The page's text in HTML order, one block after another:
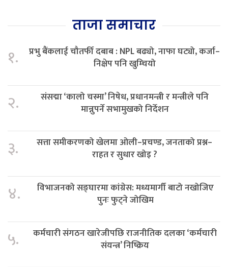
ताजा समाचार
१.
प्रभु बैंकलाई चौतर्फी दबाब : NPL बढ्यो, नाफा घट्यो, कर्जा–
निक्षेप पनि खुम्चियो
२.
संसद्मा ‘कालो चस्मा’ निषेध, प्रधानमन्त्री र मन्त्रीले पनि
मान्नुपर्ने सभामुखको निर्देशन
३.
सत्ता समीकरणको खेलमा ओली–प्रचण्ड, जनताको प्रश्न–
राहत र सुधार खोइ ?
४.
विभाजनको सङ्घारमा कांग्रेस: मध्यमार्गी बाटो नखोजिए
पुनः फुट्ने जोखिम
५.
कर्मचारी संगठन खारेजीपछि राजनीतिक दलका ‘कर्मचारी
संयन्त्र’ निष्क्रिय